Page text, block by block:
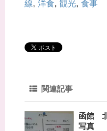
で
線, 洋食, 観光, 食事
関連記事
函館
写真